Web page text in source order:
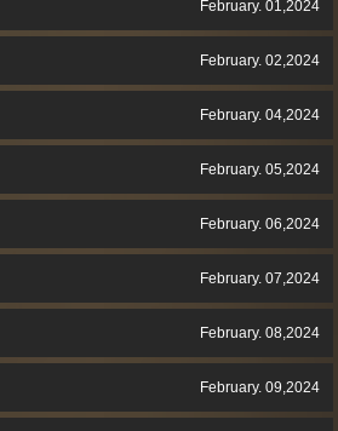
February. 01,2024
February. 02,2024
February. 04,2024
February. 05,2024
February. 06,2024
February. 07,2024
February. 08,2024
February. 09,2024